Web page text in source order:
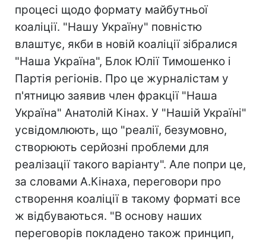
процесі щодо формату майбутньої
коаліції. "Нашу Україну" повністю
влаштує, якби в новій коаліції зібралися
"Наша Україна", Блок Юлії Тимошенко і
Партія регіонів. Про це журналістам у
п'ятницю заявив член фракції "Наша
Україна" Анатолій Кінах. У "Нашій Україні"
усвідомлюють, що "реалії, безумовно,
створюють серйозні проблеми для
реалізації такого варіанту". Але попри це,
за словами А.Кінаха, переговори про
створення коаліції в такому форматі все
ж відбуваються. "В основу наших
переговорів покладено також принцип,